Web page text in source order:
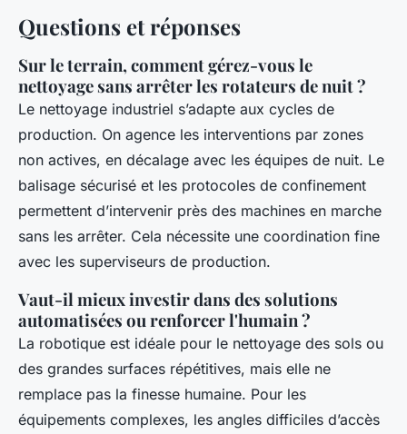
Questions et réponses
Sur le terrain, comment gérez-vous le
nettoyage sans arrêter les rotateurs de nuit ?
Le nettoyage industriel s’adapte aux cycles de
production. On agence les interventions par zones
non actives, en décalage avec les équipes de nuit. Le
balisage sécurisé et les protocoles de confinement
permettent d’intervenir près des machines en marche
sans les arrêter. Cela nécessite une coordination fine
avec les superviseurs de production.
Vaut-il mieux investir dans des solutions
automatisées ou renforcer l'humain ?
La robotique est idéale pour le nettoyage des sols ou
des grandes surfaces répétitives, mais elle ne
remplace pas la finesse humaine. Pour les
équipements complexes, les angles difficiles d’accès